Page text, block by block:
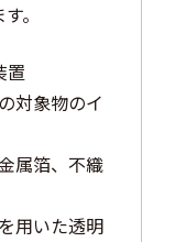
。
置
象物のイ
属箔、不織
用いた透明